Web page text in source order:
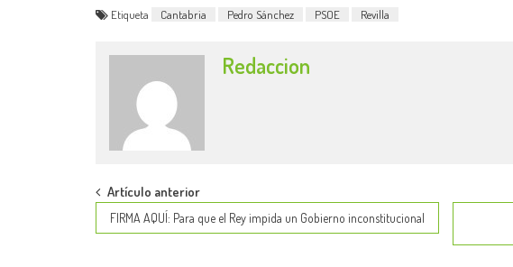
Etiqueta Cantabria Pedro Sánchez PSOE Revilla
Redaccion
Post
navigation
Artículo anterior
FIRMA AQUÍ: Para que el Rey impida un Gobierno inconstitucional